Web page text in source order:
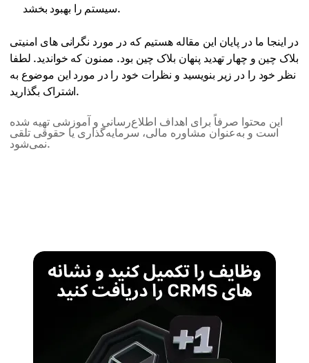
سیستم را بهبود بخشد.
در اینجا ما در پایان این مقاله هستیم که در مورد نگرانی های امنیتی
بلاک چین و چهار تهدید پنهان بلاک چین بود. ممنون که خواندید. لطفا
نظر خود را در زیر بنویسید و نظرات خود را در مورد این موضوع به
اشتراک بگذارید.
این محتوا صرفاً برای اهداف اطلاع‌رسانی و آموزشی تهیه شده
است و به‌عنوان مشاوره مالی، سرمایه‌گذاری یا حقوقی تلقی
نمی‌شود.